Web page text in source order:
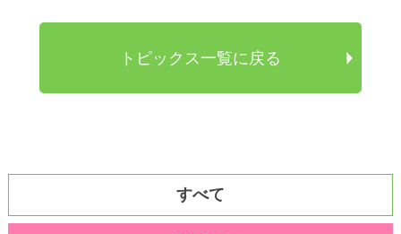
トピックス一覧に戻る
すべて